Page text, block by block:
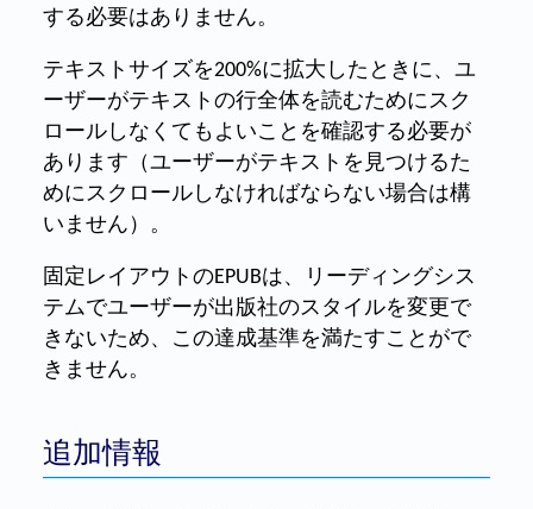
する必要はありません。
テキストサイズを200%に拡大したときに、ユ
ーザーがテキストの行全体を読むためにスク
ロールしなくてもよいことを確認する必要が
あります（ユーザーがテキストを見つけるた
めにスクロールしなければならない場合は構
いません）。
固定レイアウトのEPUBは、リーディングシス
テムでユーザーが出版社のスタイルを変更で
きないため、この達成基準を満たすことがで
きません。
追加情報